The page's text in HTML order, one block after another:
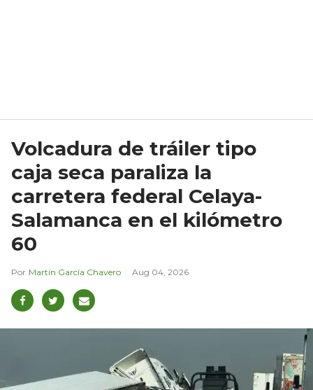
Volcadura de tráiler tipo
caja seca paraliza la
carretera federal Celaya-
Salamanca en el kilómetro
60
Martín García Chavero Aug 04, 2026